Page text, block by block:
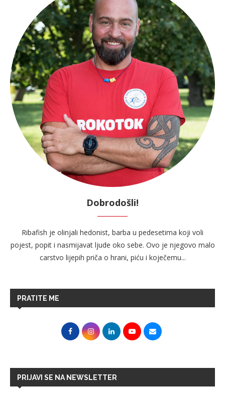
Dobrodošli!
Ribafish je olinjali hedonist, barba u pedesetima koji voli
pojest, popit i nasmijavat ljude oko sebe. Ovo je njegovo malo
carstvo lijepih priča o hrani, piću i koječemu...
PRATITE ME
PRIJAVI SE NA NEWSLETTER